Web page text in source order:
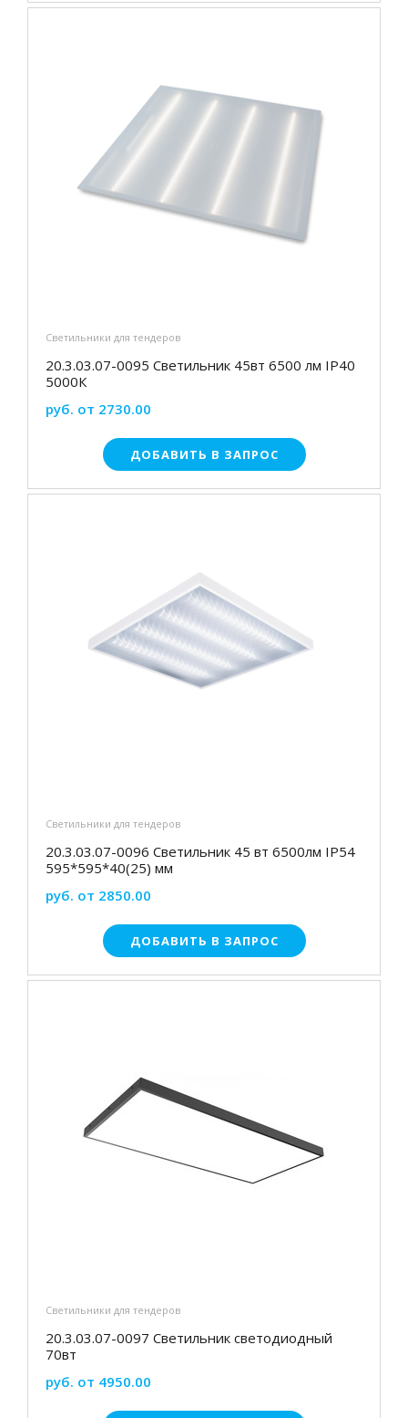
Светильники для тендеров
20.3.03.07-0095 Светильник 45вт 6500 лм IP40
5000К
руб. от 2730.00
ДОБАВИТЬ В ЗАПРОС
Светильники для тендеров
20.3.03.07-0096 Светильник 45 вт 6500лм IP54
595*595*40(25) мм
руб. от 2850.00
ДОБАВИТЬ В ЗАПРОС
Светильники для тендеров
20.3.03.07-0097 Светильник светодиодный
70вт
руб. от 4950.00